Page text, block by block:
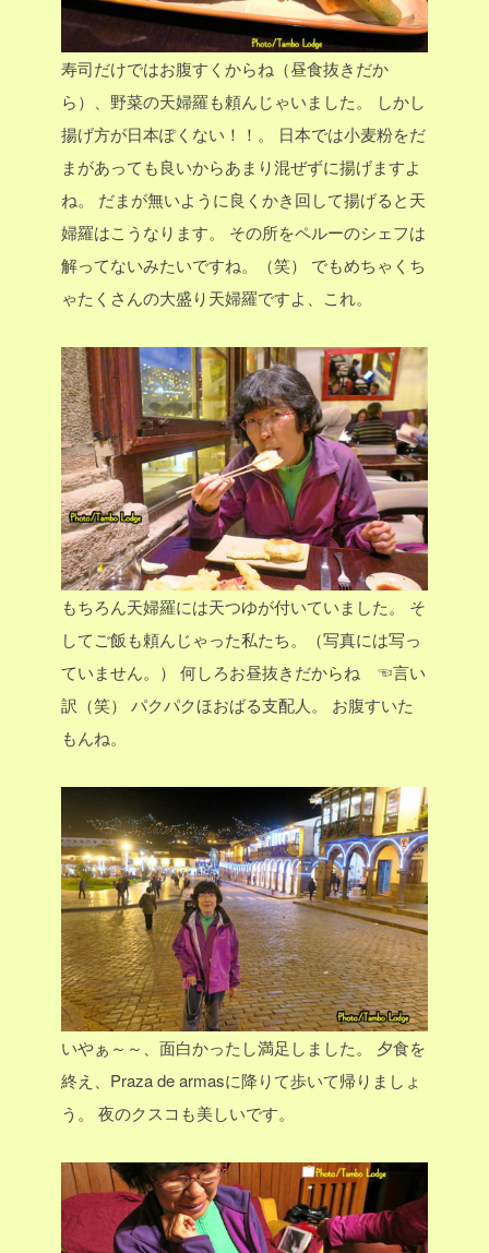
寿司だけではお腹すくからね（昼食抜きだか
ら）、野菜の天婦羅も頼んじゃいました。
しかし
揚げ方が日本ぽくない！！。
日本では小麦粉をだ
まがあっても良いからあまり混ぜずに揚げますよ
ね。
だまが無いように良くかき回して揚げると天
婦羅はこうなります。
その所をペルーのシェフは
解ってないみたいですね。（笑）
でもめちゃくち
ゃたくさんの大盛り天婦羅ですよ、これ。
もちろん天婦羅には天つゆが付いていました。
そ
してご飯も頼んじゃった私たち。（写真には写っ
ていません。）
何しろお昼抜きだからね ☜言い
訳（笑）
パクパクほおばる支配人。
お腹すいた
もんね。
いやぁ～～、面白かったし満足しました。
夕食を
終え、Praza de armasに降りて歩いて帰りましょ
う。
夜のクスコも美しいです。